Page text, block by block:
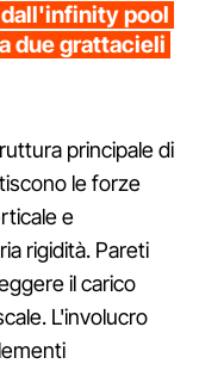
dall'infinity pool
due grattacieli
principale di
le forze
e
rigidità. Pareti
il carico
L'involucro